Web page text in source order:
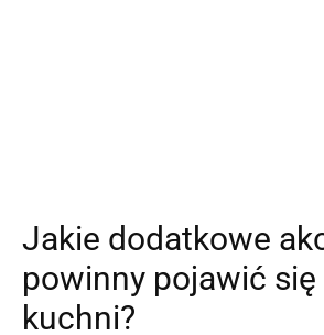
Jakie dodatkowe
powinny pojawić się
kuchni?